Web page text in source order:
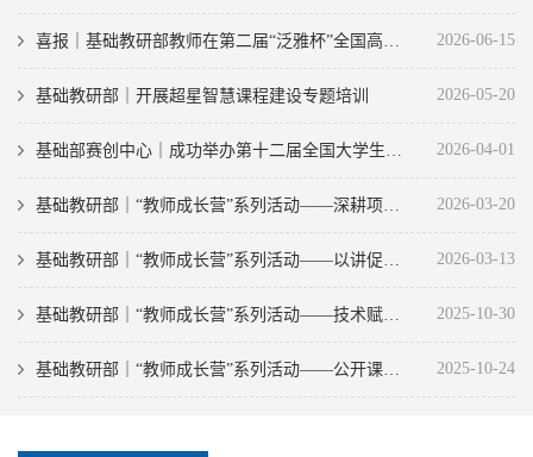
2026-06-15
基础教研部｜开展超星智慧课程建设专题培训 2026-05-20
2026-04-01
2026-03-20
2026-03-13
2025-10-30
2025-10-24